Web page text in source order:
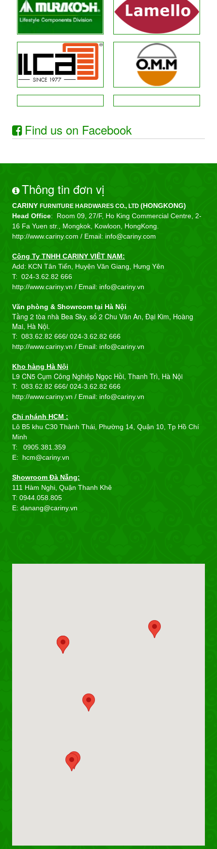
Find us on Facebook
Thông tin đơn vị
CARINY FURNITURE HARDWARES CO., LTD (HONGKONG)
Head Office: Room 09, 27/F, Ho King Commercial Centre, 2-
16 Fa Yuen str., Mongkok, Kowloon, HongKong.
http://www.cariny.com / Email: info@cariny.com
Công Ty TNHH CARINY VIỆT NAM:
Add: KCN Tân Tiến, Huyện Văn Giang, Hưng Yên
T: 024-3.62.82 666
http://www.cariny.vn / Email: info@cariny.vn
Văn phòng & Showroom tại Hà Nội
Tầng 2 tòa nhà Bea Sky, số 2 Chu Văn An, Đại Kim, Hoàng
Mai, Hà Nội.
T: 083.62.82 666/ 024-3.62.82 666
http://www.cariny.vn / Email: info@cariny.vn
Kho hàng Hà Nội
L9 CN5 Cụm Công Nghiệp Ngọc Hồi, Thanh Trì, Hà Nội
T: 083.62.82 666/ 024-3.62.82 666
http://www.cariny.vn / Email: info@cariny.vn
Chi nhánh HCM :
Lô B5 khu C30 Thành Thái, Phường 14, Quận 10, Tp Hồ Chí
Minh
T: 0905.381.359
E: hcm@cariny.vn
Showroom Đà Nẵng:
111 Hàm Nghi, Quận Thanh Khê
T: 0944.058.805
E: danang@cariny.vn